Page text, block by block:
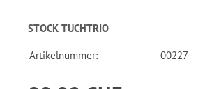
STOCK TUCHTRIO
Artikelnummer: 00227